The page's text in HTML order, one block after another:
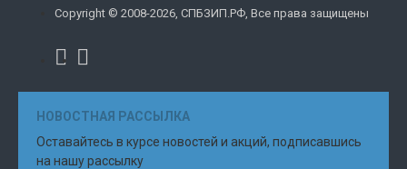
Copyright © 2008-2026, СПБЗИП.РФ, Все права защищены
НОВОСТНАЯ РАССЫЛКА
Оставайтесь в курсе новостей и акций, подписавшись
на нашу рассылку